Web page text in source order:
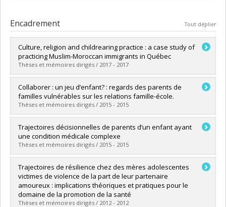
Encadrement Tout déplier
Culture, religion and childrearing practice : a case study of
practicing Muslim-Moroccan immigrants in Québec
Thèses et mémoires dirigés / 2017 - 2017
Diplômé(e) :Elkchirid, Abdelfettan
Cycle :Doctorat
Diplôme obtenu :Ph. D.
Lien vers le document dans Papyrus
Collaborer : un jeu d’enfant? : regards des parents de
familles vulnérables sur les relations famille-école.
Thèses et mémoires dirigés / 2015 - 2015
Diplômé(e) :Menand, Véronique
Cycle :Maîtrise
Diplôme obtenu :M. Sc.
Lien vers le document dans Papyrus
Trajectoires décisionnelles de parents d’un enfant ayant
une condition médicale complexe
Thèses et mémoires dirigés / 2015 - 2015
Diplômé(e) :Chénard, Josée
Cycle :Doctorat
Diplôme obtenu :Ph. D.
Lien vers le document dans Papyrus
Trajectoires de résilience chez des mères adolescentes
victimes de violence de la part de leur partenaire
amoureux : implications théoriques et pratiques pour le
domaine de la promotion de la santé
Thèses et mémoires dirigés / 2012 - 2012